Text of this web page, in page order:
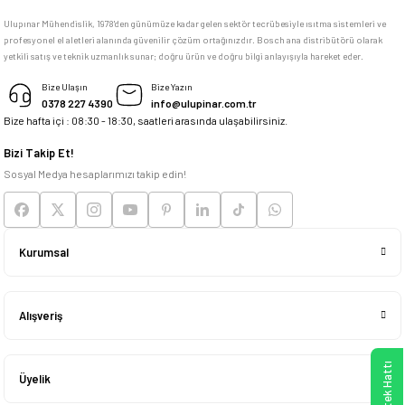
memnun kaldım
Deneyimini Paylaş
Ulupınar Mühendislik, 1978'den günümüze kadar gelen sektör tecrübesiyle ısıtma sistemleri ve
profesyonel el aletleri alanında güvenilir çözüm ortağınızdır. Bosch ana distribütörü olarak
yetkili satış ve teknik uzmanlık sunar; doğru ürün ve doğru bilgi anlayışıyla hareket eder.
Bize Ulaşın
0378 227 4390
Bize Yazın
info@ulupinar.com.tr
Bize hafta içi : 08:30 - 18:30, saatleri arasında ulaşabilirsiniz.
Bizi Takip Et!
Sosyal Medya hesaplarımızı takip edin!
Kurumsal
Alışveriş
Üyelik